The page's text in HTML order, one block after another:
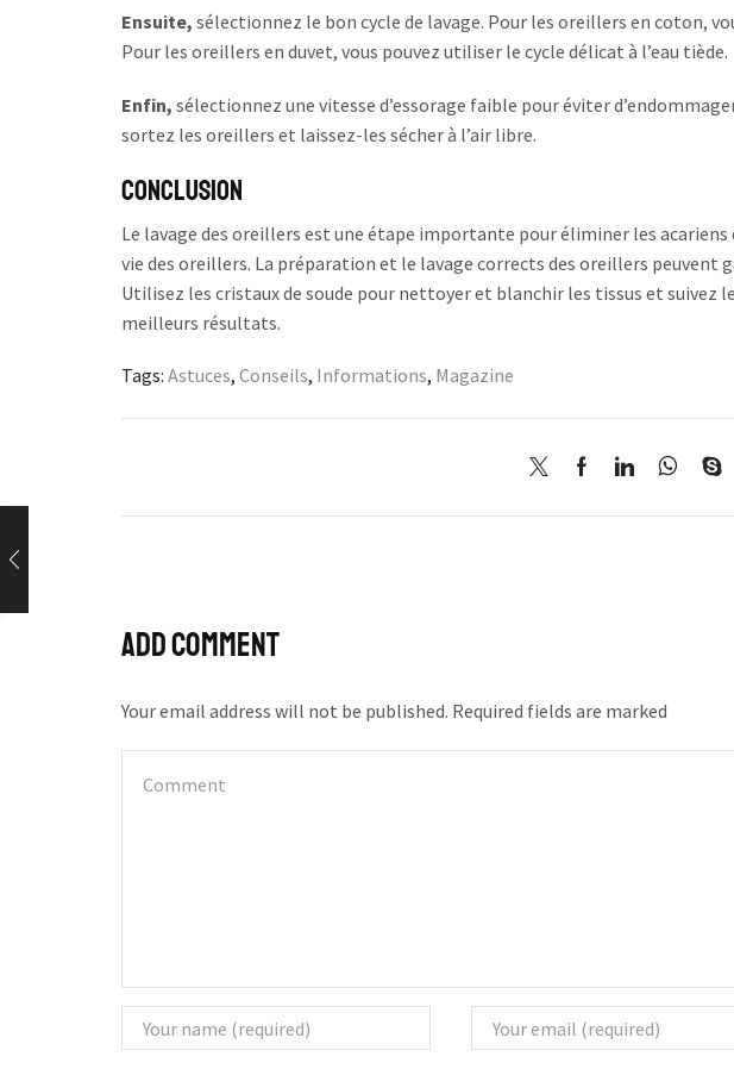
Ensuite, sélectionnez le bon cycle de lavage. Pour les oreillers en coton,
Pour les oreillers en duvet, vous pouvez utiliser le cycle délicat à l’eau tiède.
Enfin, sélectionnez une vitesse d’essorage faible pour éviter
sortez les oreillers et laissez-les sécher à l’air libre.
Conclusion
Le lavage des oreillers est une étape importante pour éliminer les
vie des oreillers. La préparation et le lavage corrects des oreillers peuvent
Utilisez les cristaux de soude pour nettoyer et blanchir les tissus et suivez
meilleurs résultats.
Tags: Astuces, Conseils, Informations, Magazine
Add comment
Your email address will not be published. Required fields are marked